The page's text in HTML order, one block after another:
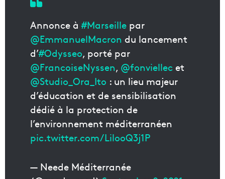
Annonce à#Marseille par
@EmmanuelMacron du lancement
d’#Odysseo, porté par
@FrancoiseNyssen, @fonviellecet
@Studio_Ora_Ito : un lieu majeur
d’éducation et de sensibilisation
dédié à la protection de
l’environnement méditerranéen
pic.twitter.com/LilooQ3j1P
— Neede Méditerranée